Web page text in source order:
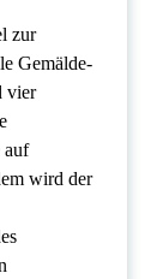
zur
Gemälde-
vier
auf
wird der